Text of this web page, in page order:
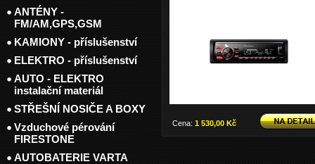
Cena: 1 530,00 Kč
ANTÉNY -
FM/AM,GPS,GSM
KAMIONY - příslušenství
ELEKTRO - příslušenství
AUTO - ELEKTRO
instalační materiál
STŘEŠNÍ NOSIČE A BOXY
Vzduchové pérování
FIRESTONE
AUTOBATERIE VARTA